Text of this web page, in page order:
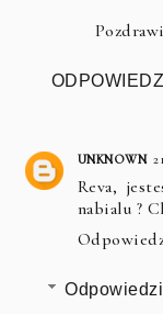
ODPOWIEDZ
UNKNOWN
Reva,
nabialu ?
Odpowiedzi